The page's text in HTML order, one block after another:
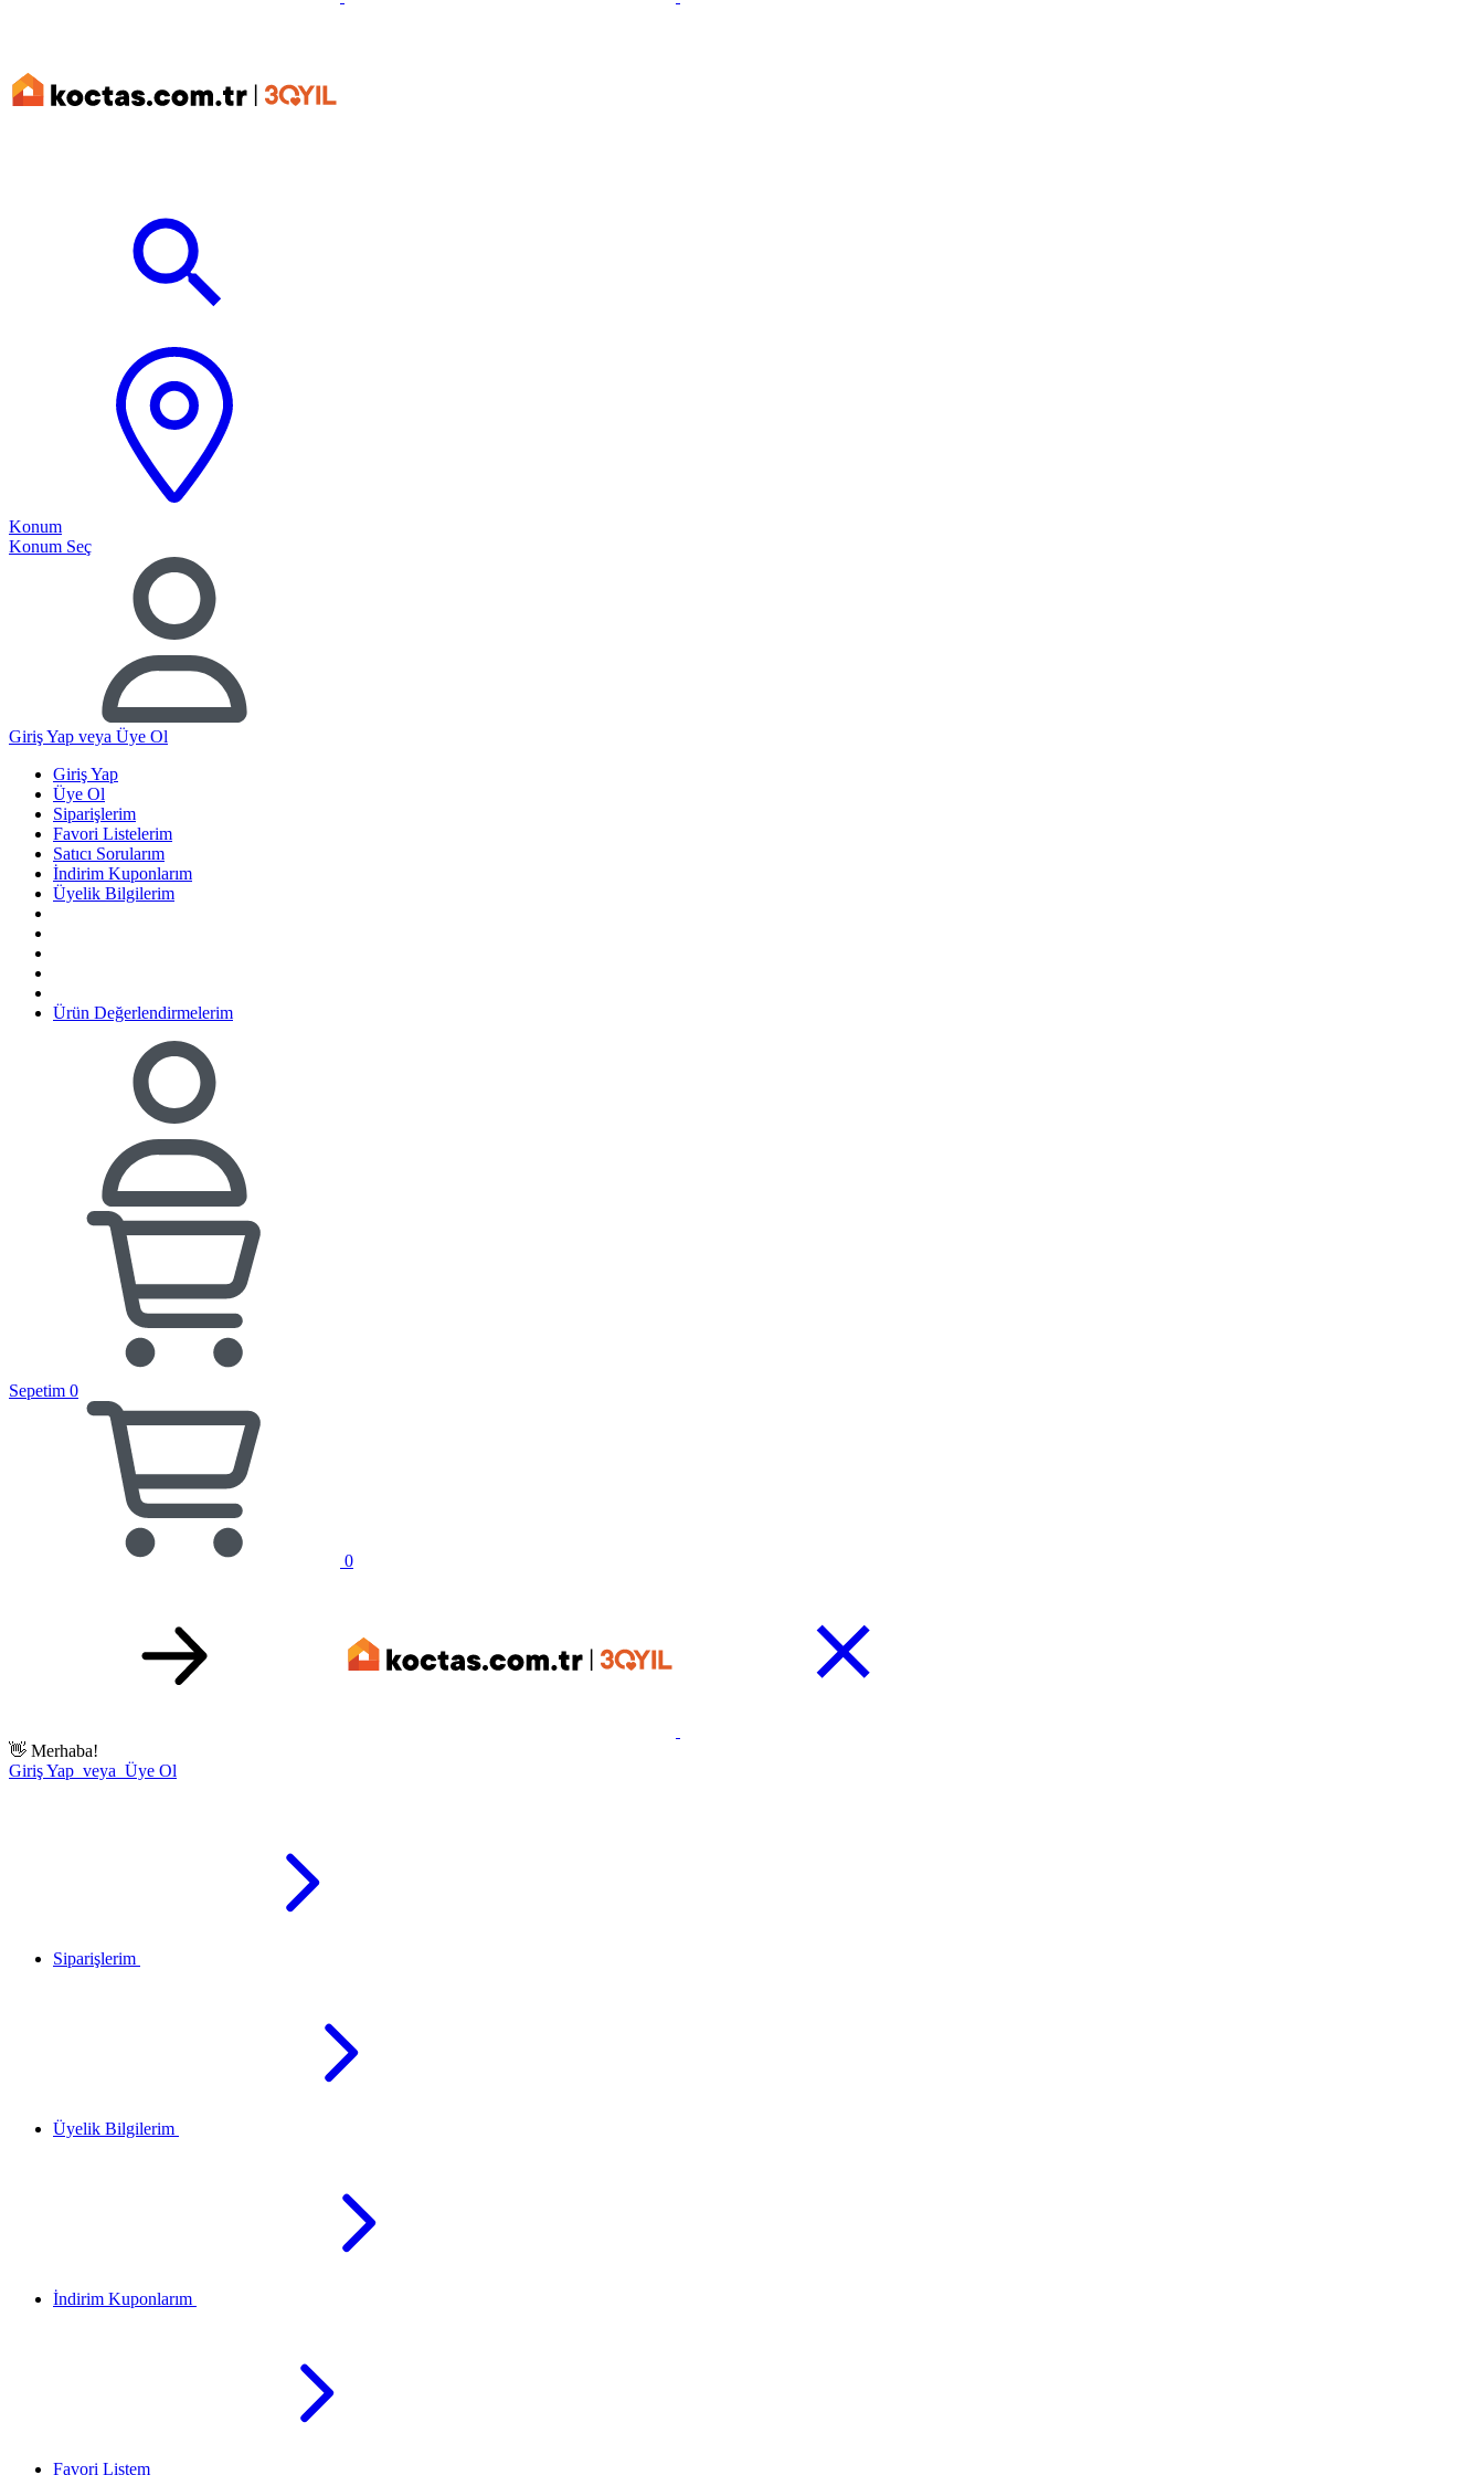
Konum
Konum Seç
Giriş Yap veya Üye Ol
Giriş Yap
Üye Ol
Siparişlerim
Favori Listelerim
Satıcı Sorularım
İndirim Kuponlarım
Üyelik Bilgilerim
Ürün Değerlendirmelerim
Sepetim 0
0
👋 Merhaba!
Giriş Yap veya Üye Ol
Siparişlerim
Üyelik Bilgilerim
İndirim Kuponlarım
Favori Listem